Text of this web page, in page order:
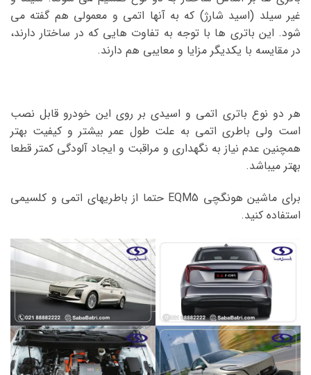
غیر سیلد (اسید شارژ) که به آنها اتمی و معمولی هم گفته می
شود. این باتری ها با توجه به تفاوت هایی که در ساختار دارند،
در مقایسه با یکدیگر مزایا و معایبی هم دارند.
هر دو نوع باتری اتمی و اسیدی بر روی این خودرو قابل نصب
است ولی باطری اتمی به علت طول عمر بیشتر و کیفیت بهتر
همچنین عدم نیاز به نگهداری و مراقبت و ایجاد آلودگی کمتر قطعا
بهتر میباشد.
برای ماشین هونگچی EQM5 حتما از باطریهای اتمی و کلسیمی
استفاده کنید.